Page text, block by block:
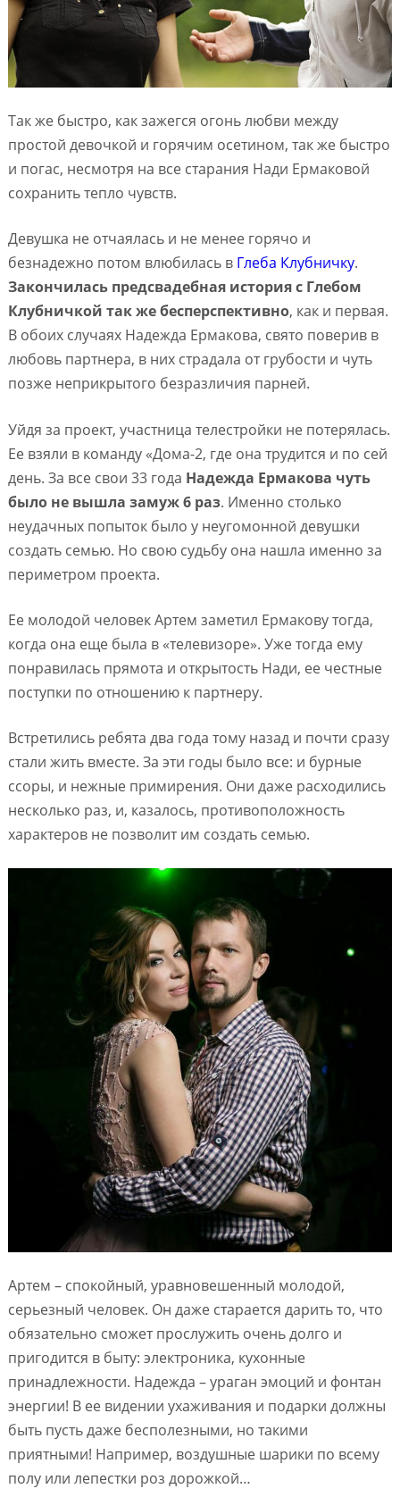
Так же быстро, как зажегся огонь любви между
простой девочкой и горячим осетином, так же быстро
и погас, несмотря на все старания Нади Ермаковой
сохранить тепло чувств.
Девушка не отчаялась и не менее горячо и
безнадежно потом влюбилась в Глеба Клубничку.
Закончилась предсвадебная история с Глебом
Клубничкой так же бесперспективно, как и первая.
В обоих случаях Надежда Ермакова, свято поверив в
любовь партнера, в них страдала от грубости и чуть
позже неприкрытого безразличия парней.
Уйдя за проект, участница телестройки не потерялась.
Ее взяли в команду «Дома-2, где она трудится и по сей
день. За все свои 33 года Надежда Ермакова чуть
было не вышла замуж 6 раз. Именно столько
неудачных попыток было у неугомонной девушки
создать семью. Но свою судьбу она нашла именно за
периметром проекта.
Ее молодой человек Артем заметил Ермакову тогда,
когда она еще была в «телевизоре». Уже тогда ему
понравилась прямота и открытость Нади, ее честные
поступки по отношению к партнеру.
Встретились ребята два года тому назад и почти сразу
стали жить вместе. За эти годы было все: и бурные
ссоры, и нежные примирения. Они даже расходились
несколько раз, и, казалось, противоположность
характеров не позволит им создать семью.
Артем – спокойный, уравновешенный молодой,
серьезный человек. Он даже старается дарить то, что
обязательно сможет прослужить очень долго и
пригодится в быту: электроника, кухонные
принадлежности. Надежда – ураган эмоций и фонтан
энергии! В ее видении ухаживания и подарки должны
быть пусть даже бесполезными, но такими
приятными! Например, воздушные шарики по всему
полу или лепестки роз дорожкой…